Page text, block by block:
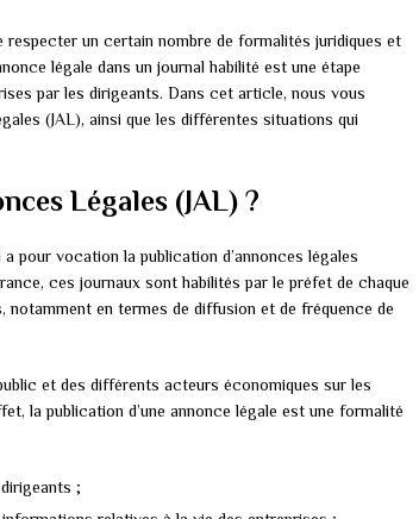
respecter un certain nombre de formalités juridiques et
légale dans un journal habilité est une étape
par les dirigeants. Dans cet article, nous vous
(JAL), ainsi que les différentes situations qui
Légales (JAL) ?
pour vocation la publication d’annonces légales
ces journaux sont habilités par le préfet de chaque
en termes de diffusion et de fréquence de
et des différents acteurs économiques sur les
la publication d’une annonce légale est une formalité
;